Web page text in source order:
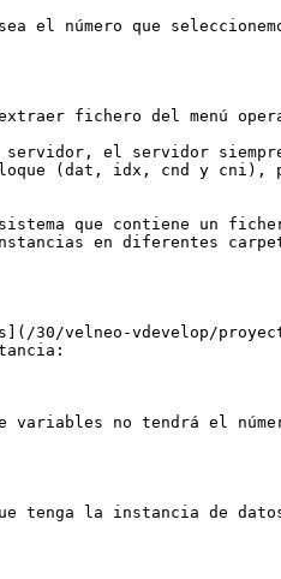
el número que
fichero del menú
servidor, el servidor
(dat, idx, cnd y cni),
que contiene un
en diferentes
30/velneo-vdevelop/
no tendrá el